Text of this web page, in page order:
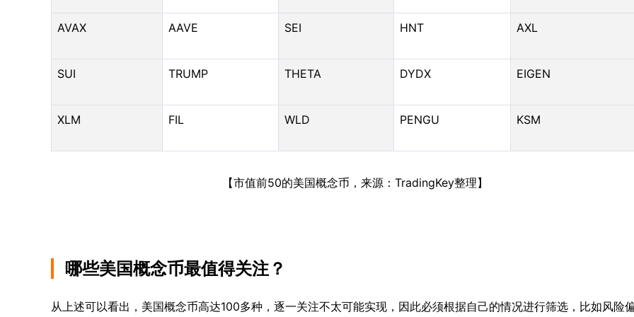
AVAX AAVE SEI HNT AXL
SUI TRUMP THETA DYDX EIGEN
XLM FIL WLD PENGU KSM
【市值前50的美国概念币，来源：TradingKey整理】
哪些美国概念币最值得关注？
从上述可以看出，美国概念币高达100多种，逐一关注不太可能实现，因此必须根据自己的情况进行筛选，比如风险